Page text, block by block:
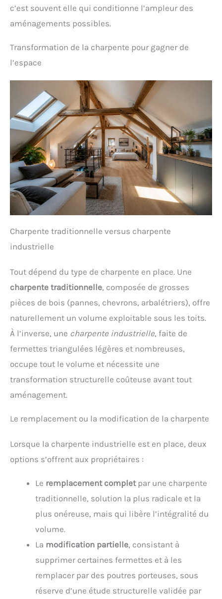
c’est souvent elle qui conditionne l’ampleur des
aménagements possibles.
Transformation de la charpente pour gagner de
l’espace
Charpente traditionnelle versus charpente
industrielle
Tout dépend du type de charpente en place. Une
charpente traditionnelle, composée de grosses
pièces de bois (pannes, chevrons, arbalétriers), offre
naturellement un volume exploitable sous les toits.
À l’inverse, une charpente industrielle, faite de
fermettes triangulées légères et nombreuses,
occupe tout le volume et nécessite une
transformation structurelle coûteuse avant tout
aménagement.
Le remplacement ou la modification de la charpente
Lorsque la charpente industrielle est en place, deux
options s’offrent aux propriétaires :
Le remplacement completpar une charpente
traditionnelle, solution la plus radicale et la
plus onéreuse, mais qui libère l’intégralité du
volume.
La modification partielle, consistant à
supprimer certaines fermettes et à les
remplacer par des poutres porteuses, sous
réserve d’une étude structurelle validée par